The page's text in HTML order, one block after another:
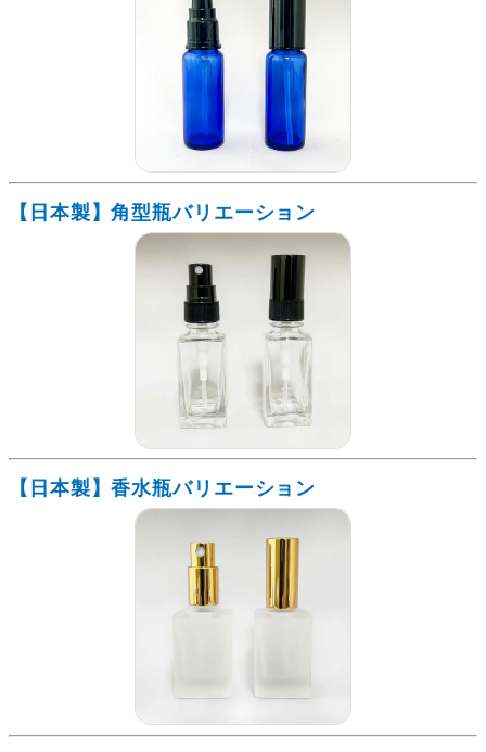
【日本製】角型瓶バリエーション
【日本製】香水瓶バリエーション